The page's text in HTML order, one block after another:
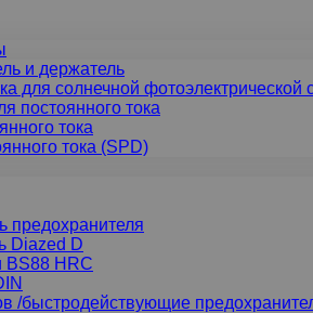
и держатель
для солнечной фотоэлектрической
постоянного тока
тока
тока (SPD)
предохранителя
Diazed D
BS88 HRC
/быстродействующие